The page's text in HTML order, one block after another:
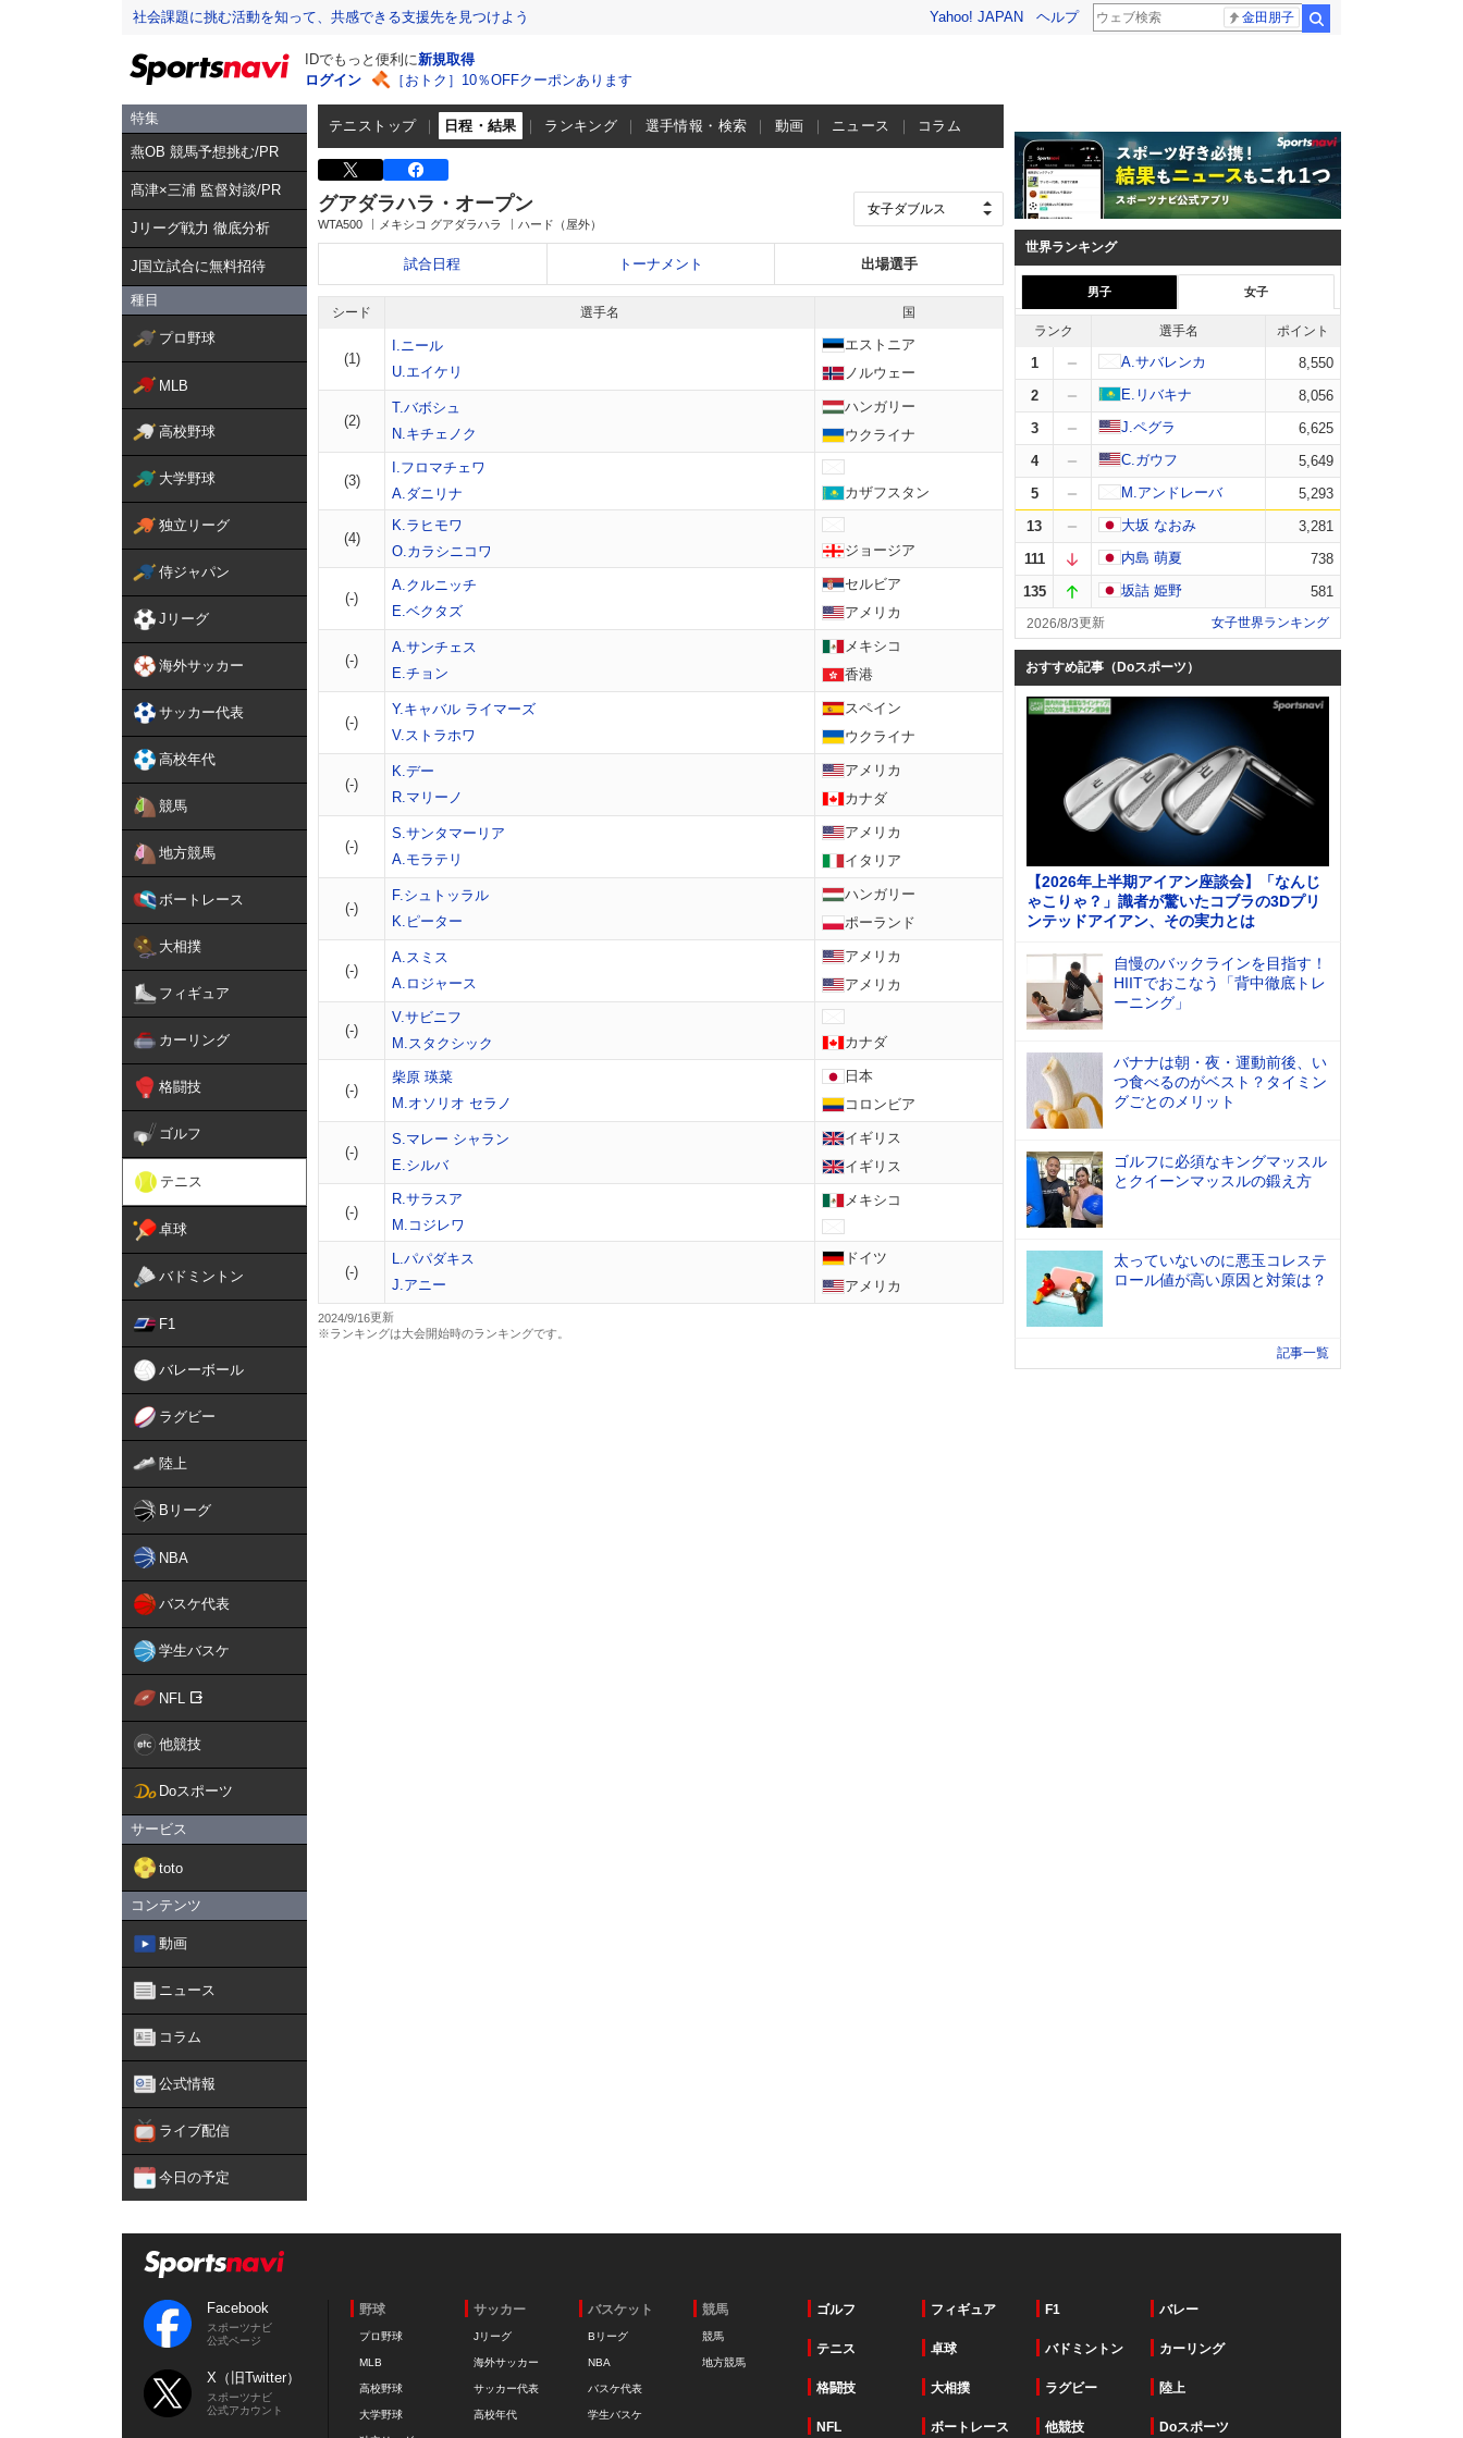
社会課題に挑む活動を知って、共感できる支援先を見つけよう Yahoo! JAPAN ヘルプ 金田朋子
IDでもっと便利に新規取得
ログイン
［おトク］10％OFFクーポンあります
特集
燕OB 競馬予想挑む/PR
髙津×三浦 監督対談/PR
Jリーグ戦力 徹底分析
J国立試合に無料招待
種目
プロ野球
MLB
高校野球
大学野球
独立リーグ
侍ジャパン
Jリーグ
海外サッカー
サッカー代表
高校年代
競馬
地方競馬
ボートレース
大相撲
フィギュア
カーリング
格闘技
ゴルフ
テニス
卓球
バドミントン
F1
バレーボール
ラグビー
陸上
Bリーグ
NBA
バスケ代表
学生バスケ
NFL
他競技
Doスポーツ
サービス
toto
コンテンツ
動画
ニュース
コラム
公式情報
ライブ配信
今日の予定
テニストップ 日程・結果 ランキング 選手情報・検索 動画 ニュース コラム
グアダラハラ・オープン
WTA500 メキシコ グアダラハラ ハード（屋外）
試合日程 トーナメント 出場選手
シード 選手名 国
(1)
I.ニール
U.エイケリ
エストニア
ノルウェー
(2)
T.バボシュ
N.キチェノク
ハンガリー
ウクライナ
(3)
I.フロマチェワ
A.ダニリナ
カザフスタン
(4)
K.ラヒモワ
O.カラシニコワ
ジョージア
(-)
A.クルニッチ
E.ベクタズ
セルビア
アメリカ
(-)
A.サンチェス
E.チョン
メキシコ
香港
(-)
Y.キャバル ライマーズ
V.ストラホワ
スペイン
ウクライナ
(-)
K.デー
R.マリーノ
アメリカ
カナダ
(-)
S.サンタマーリア
A.モラテリ
アメリカ
イタリア
(-)
F.シュトッラル
K.ピーター
ハンガリー
ポーランド
(-)
A.スミス
A.ロジャース
アメリカ
アメリカ
(-)
V.サビニフ
M.スタクシック
カナダ
(-)
柴原 瑛菜
M.オソリオ セラノ
日本
コロンビア
(-)
S.マレー シャラン
E.シルバ
イギリス
イギリス
(-)
R.サラスア
M.コジレワ
メキシコ
(-)
L.パパダキス
J.アニー
ドイツ
アメリカ
2024/9/16
※ランキングは大会開始時のランキングです。
世界ランキング
男子 女子
ランク 選手名 ポイント
1 A.サバレンカ
8,550
2
E.リバキナ
8,056
3
J.ペグラ
6,625
4
C.ガウフ
5,649
5
M.アンドレーバ
5,293
13
大坂 なおみ
3,281
111
内島 萌夏
738
135
坂詰 姫野 581
2026/8/3 女子世界ランキング
おすすめ記事（Doスポーツ）
【2026年上半期アイアン座談会】「なんじ
ゃこりゃ？」識者が驚いたコブラの3Dプリ
ンテッドアイアン、その実力とは
自慢のバックラインを目指す！
HIITでおこなう「背中徹底トレ
ーニング」
バナナは朝・夜・運動前後、い
つ食べるのがベスト？タイミン
グごとのメリット
ゴルフに必須なキングマッスル
とクイーンマッスルの鍛え方
太っていないのに悪玉コレステ
ロール値が高い原因と対策は？
記事一覧
Facebook
スポーツナビ
公式ページ
X（旧Twitter）
スポーツナビ
公式アカウント
野球
プロ野球
MLB
高校野球
大学野球
サッカー
Jリーグ
海外サッカー
サッカー代表
高校年代
バスケット
Bリーグ
NBA
バスケ代表
学生バスケ
競馬
競馬
地方競馬
ゴルフ フィギュア F1 バレー
テニス 卓球 バドミントン カーリング
格闘技 大相撲 ラグビー 陸上
NFL ボートレース 他競技 Doスポーツ